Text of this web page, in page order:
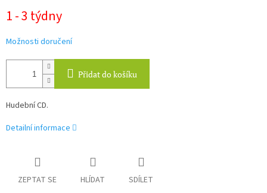
cena:
1 - 3 týdny
Možnosti doručení
Přidat do košíku
Hudební CD.
Detailní informace
ZEPTAT SE HLÍDAT SDÍLET